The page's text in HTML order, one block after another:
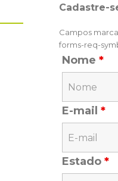
Cadastre-
Campos
forms-req-
Nome *
E-mail *
Estado *